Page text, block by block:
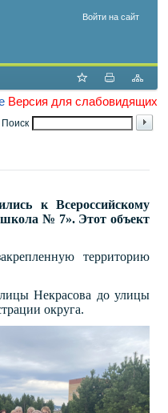
Войти на сайт
Версия для слабовидящих
Поиск
к Всероссийскому
№ 7». Этот объект
территорию
Некрасова до улицы
округа.